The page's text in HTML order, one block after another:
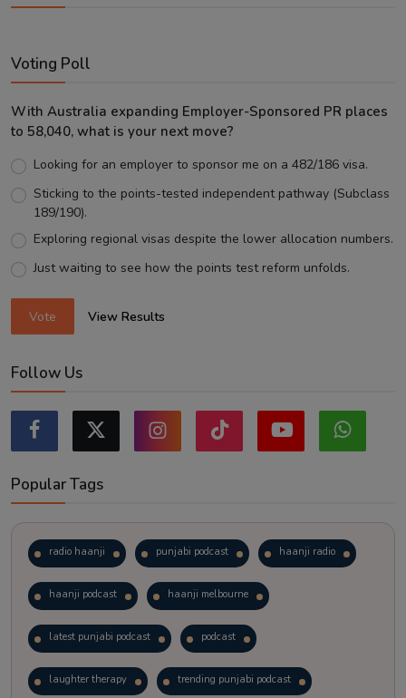
Voting Poll
With Australia expanding Employer-Sponsored PR places
to 58,040, what is your next move?
Looking for an employer to sponsor me on a 482/186 visa.
Sticking to the points-tested independent pathway (Subclass
189/190).
Exploring regional visas despite the lower allocation numbers.
Just waiting to see how the points test reform unfolds.
Vote View Results
Follow Us
Popular Tags
radio haanji punjabi podcast haanji radio
haanji podcast haanji melbourne
latest punjabi podcast podcast
laughter therapy trending punjabi podcast